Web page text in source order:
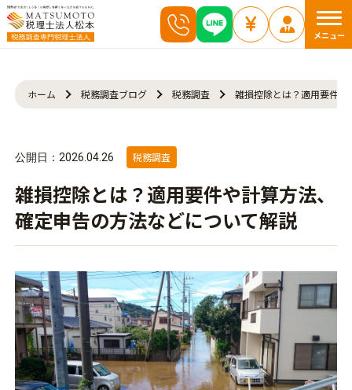
メニュー
ホーム 税務調査ブログ 税務調査 雑損控除とは？適用要件
公開日：2026.04.26 税務調査
雑損控除とは？適用要件や計算方法、
確定申告の方法などについて解説